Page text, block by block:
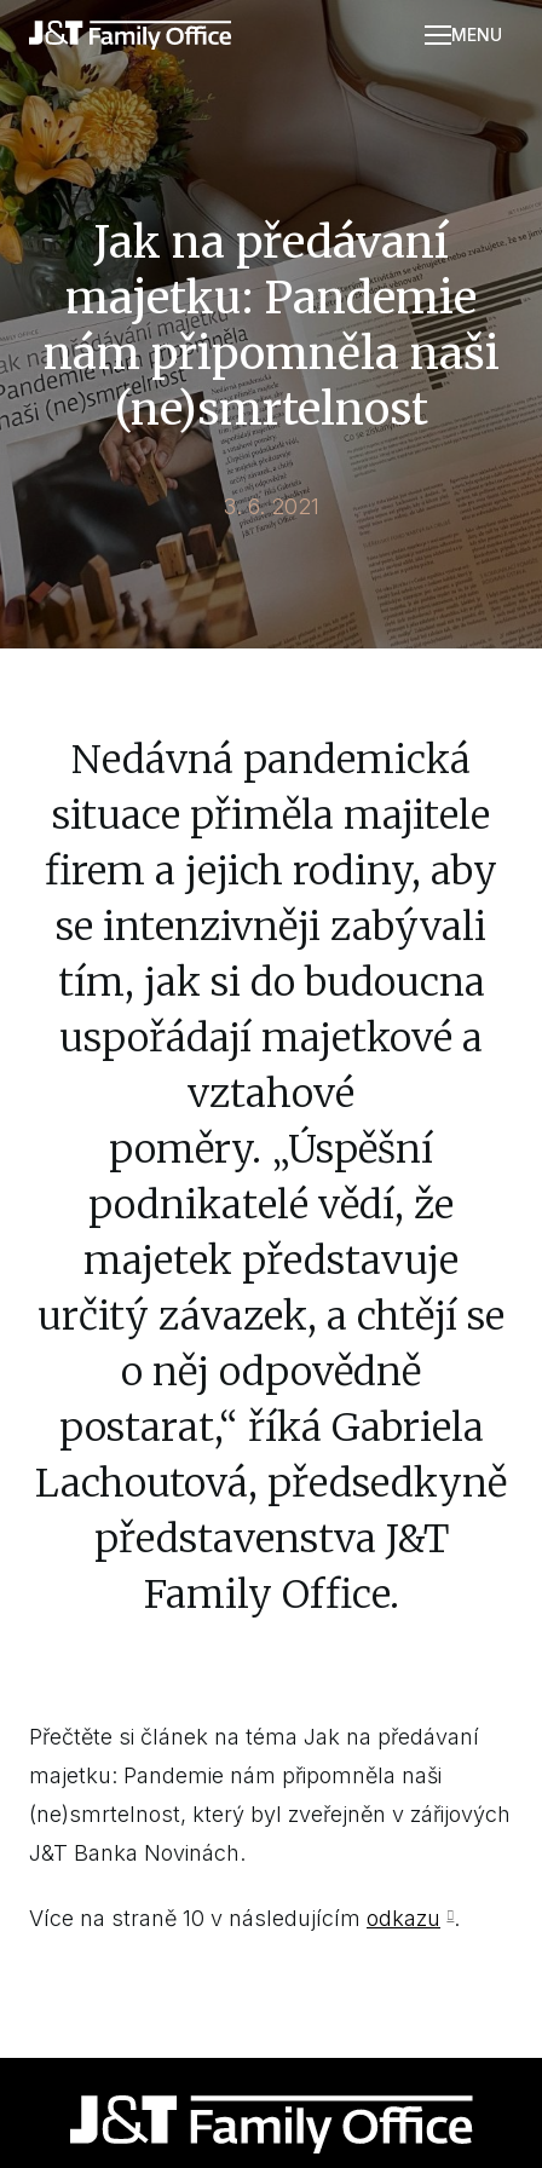
MENU
Náš
J&T
Jak na předávaní
majetku: Pandemie
nám připomněla naši
(ne)smrtelnost
3. 6. 2021
Nedávná pandemická
situace přiměla majitele
firem a jejich rodiny, aby
se intenzivněji zabývali
tím, jak si do budoucna
uspořádají majetkové a
vztahové
poměry. „Úspěšní
podnikatelé vědí, že
majetek představuje
určitý závazek, a chtějí se
o něj odpovědně
postarat,“ říká Gabriela
Lachoutová, předsedkyně
představenstva J&T
Family Office.
Přečtěte si článek na téma Jak na předávaní
majetku: Pandemie nám připomněla naši
(ne)smrtelnost, který byl zveřejněn v zářijových
J&T Banka Novinách.
Více na straně 10 v následujícím odkazu .